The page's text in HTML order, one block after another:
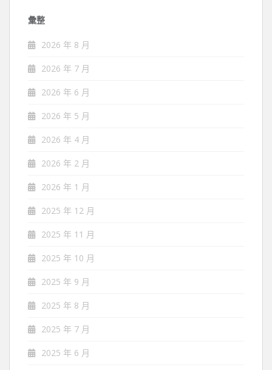
彙整
2026 年 8 月
2026 年 7 月
2026 年 6 月
2026 年 5 月
2026 年 4 月
2026 年 2 月
2026 年 1 月
2025 年 12 月
2025 年 11 月
2025 年 10 月
2025 年 9 月
2025 年 8 月
2025 年 7 月
2025 年 6 月